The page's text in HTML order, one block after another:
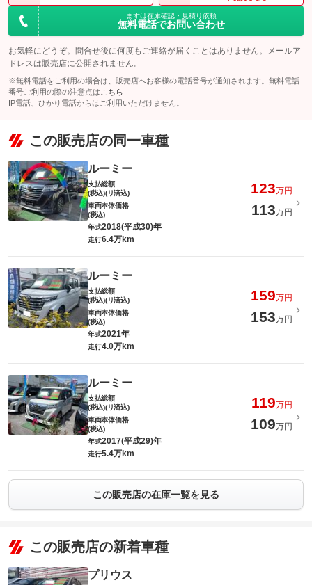
まずは在庫確認・見積り依頼
無料電話でお問い合わせ
お気軽にどうぞ。問合せ後に何度もご連絡が届くことはありません。メールア
ドレスは販売店に公開されません。
※無料電話をご利用の場合は、販売店へお客様の電話番号が通知されます。無料電話
番号ご利用の際の注意点は こちら
IP電話、ひかり電話からはご利用いただけません。
この販売店の同一車種
ルーミー
支払総額
(税込)(リ済込)
123万円
車両本体価格
(税込)
113万円
年式2018(平成30)年
走行6.4万km
ルーミー
支払総額
(税込)(リ済込)
159万円
車両本体価格
(税込)
153万円
年式2021年
走行4.0万km
ルーミー
支払総額
(税込)(リ済込)
119万円
車両本体価格
(税込)
109万円
年式2017(平成29)年
走行5.4万km
この販売店の在庫一覧を見る
この販売店の新着車種
プリウス